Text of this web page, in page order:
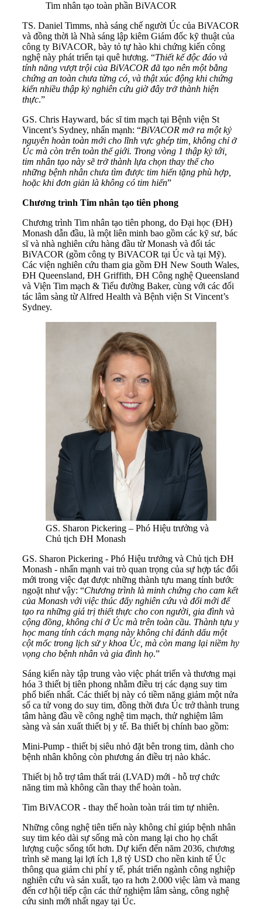
Tim nhân tạo toàn phần BiVACOR
TS. Daniel Timms, nhà sáng chế người Úc của BiVACOR
và đồng thời là Nhà sáng lập kiêm Giám đốc kỹ thuật của
công ty BiVACOR, bày tỏ tự hào khi chứng kiến công
nghệ này phát triển tại quê hương. “Thiết kế độc đáo và
tính năng vượt trội của BiVACOR đã tạo nên một bằng
chứng an toàn chưa từng có, và thật xúc động khi chứng
kiến nhiều thập kỷ nghiên cứu giờ đây trở thành hiện
thực.”
GS. Chris Hayward, bác sĩ tim mạch tại Bệnh viện St
Vincent’s Sydney, nhấn mạnh: “BiVACOR mở ra một kỷ
nguyên hoàn toàn mới cho lĩnh vực ghép tim, không chỉ ở
Úc mà còn trên toàn thế giới. Trong vòng 1 thập kỷ tới,
tim nhân tạo này sẽ trở thành lựa chọn thay thế cho
những bệnh nhân chưa tìm được tim hiến tặng phù hợp,
hoặc khi đơn giản là không có tim hiến”
Chương trình Tim nhân tạo tiên phong
Chương trình Tim nhân tạo tiên phong, do Đại học (ĐH)
Monash dẫn đầu, là một liên minh bao gồm các kỹ sư, bác
sĩ và nhà nghiên cứu hàng đầu từ Monash và đối tác
BiVACOR (gồm công ty BiVACOR tại Úc và tại Mỹ).
Các viện nghiên cứu tham gia gồm ĐH New South Wales,
ĐH Queensland, ĐH Griffith, ĐH Công nghệ Queensland
và Viện Tim mạch & Tiểu đường Baker, cùng với các đối
tác lâm sàng từ Alfred Health và Bệnh viện St Vincent’s
Sydney.
GS. Sharon Pickering – Phó Hiệu trưởng và
Chủ tịch ĐH Monash
GS. Sharon Pickering - Phó Hiệu trưởng và Chủ tịch ĐH
Monash - nhấn mạnh vai trò quan trọng của sự hợp tác đổi
mới trong việc đạt được những thành tựu mang tính bước
ngoặt như vậy: “Chương trình là minh chứng cho cam kết
của Monash với việc thúc đẩy nghiên cứu và đổi mới để
tạo ra những giá trị thiết thực cho con người, gia đình và
cộng đồng, không chỉ ở Úc mà trên toàn cầu. Thành tựu y
học mang tính cách mạng này không chỉ đánh dấu một
cột mốc trong lịch sử y khoa Úc, mà còn mang lại niềm hy
vọng cho bệnh nhân và gia đình họ.”
Sáng kiến này tập trung vào việc phát triển và thương mại
hóa 3 thiết bị tiên phong nhằm điều trị các dạng suy tim
phổ biến nhất. Các thiết bị này có tiềm năng giảm một nửa
số ca tử vong do suy tim, đồng thời đưa Úc trở thành trung
tâm hàng đầu về công nghệ tim mạch, thử nghiệm lâm
sàng và sản xuất thiết bị y tế. Ba thiết bị chính bao gồm:
Mini-Pump - thiết bị siêu nhỏ đặt bên trong tim, dành cho
bệnh nhân không còn phương án điều trị nào khác.
Thiết bị hỗ trợ tâm thất trái (LVAD) mới - hỗ trợ chức
năng tim mà không cần thay thế hoàn toàn.
Tim BiVACOR - thay thế hoàn toàn trái tim tự nhiên.
Những công nghệ tiên tiến này không chỉ giúp bệnh nhân
suy tim kéo dài sự sống mà còn mang lại cho họ chất
lượng cuộc sống tốt hơn. Dự kiến đến năm 2036, chương
trình sẽ mang lại lợi ích 1,8 tỷ USD cho nền kinh tế Úc
thông qua giảm chi phí y tế, phát triển ngành công nghiệp
nghiên cứu và sản xuất, tạo ra hơn 2.000 việc làm và mang
đến cơ hội tiếp cận các thử nghiệm lâm sàng, công nghệ
cứu sinh mới nhất ngay tại Úc.